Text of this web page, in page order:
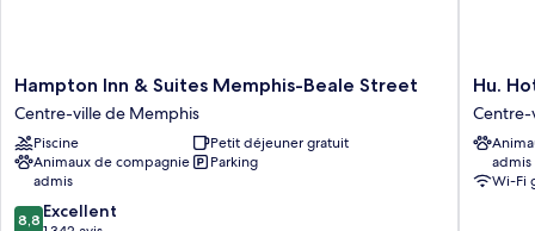
Mobility
Accessible
Hampton
Inn
&
Suites
Memphis-
Beale
Street
Hampton Inn & Suites Memphis-Beale Street
Centre-ville de Memphis
Piscine
Petit déjeuner gratuit
Animaux de compagnie
admis
Parking
8.8
8,8 Excellent
Hu.
Hotel
Centre-
ville
Hu.
Centre-
admis
Wi-Fi